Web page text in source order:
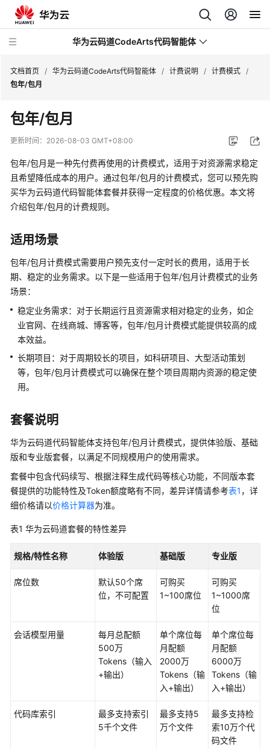
华为云码道CodeArts代码智能体
最
新
动
产
品
介
计
费
说
明
计
费
概
述
费
模
式
计
模
概
月
文档首页 / 华为云码道CodeArts代码智能体 / 计费说明 / 计费模式 /
包年/包月
包年/包月
更新时间： 2026-08-03 GMT+08:00
包年/包月是一种先付费再使用的计费模式，适用于对资源需求稳定
且希望降低成本的用户。通过包年/包月的计费模式，您可以预先购
买华为云码道代码智能体套餐并获得一定程度的价格优惠。本文将
介绍包年/包月的计费规则。
适用场景
包年/包月计费模式需要用户预先支付一定时长的费用，适用于长
期、稳定的业务需求。以下是一些适用于包年/包月计费模式的业务
场景：
稳定业务需求：对于长期运行且资源需求相对稳定的业务，如企
业官网、在线商城、博客等，包年/包月计费模式能提供较高的成
本效益。
长期项目：对于周期较长的项目，如科研项目、大型活动策划
等，包年/包月计费模式可以确保在整个项目周期内资源的稳定使
用。
套餐说明
华为云码道代码智能体支持包年/包月计费模式，提供体验版、基础
版和专业版套餐，以满足不同规模用户的使用需求。
套餐中包含代码续写、根据注释生成代码等核心功能，不同版本套
餐提供的功能特性及Token额度略有不同，差异详情请参考表1 ，详
细价格请以价格计算器为准。
表1 华为云码道套餐的特性差异
规格/特性名称 体验版 基础版 专业版
席位数
默认50个席
位，不可配置
可购买
1~100席位
可购买
1~1000席
位
会话模型用量
每月总配额
500万
Tokens（输入
+输出）
单个席位每
月配额
2000万
Tokens（输
入+输出）
单个席位每
月配额
6000万
Tokens（输
入+输出）
代码库索引
最多支持索引
5千个文件
最多支持5
万个文件
最多支持检
索10万个代
码文件